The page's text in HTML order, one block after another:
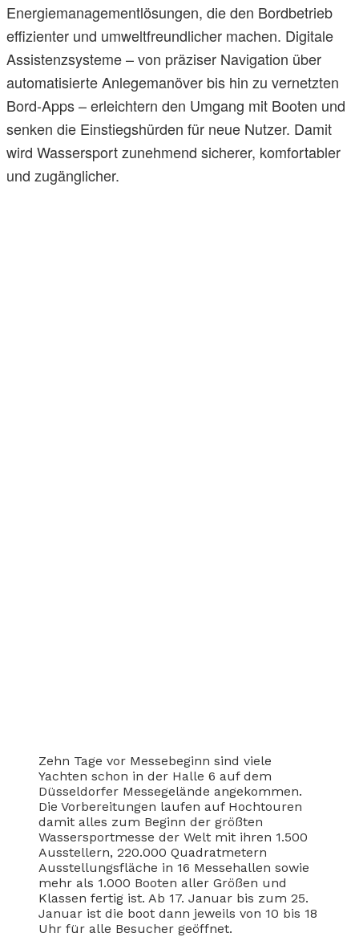
Energiemanagementlösungen, die den Bordbetrieb
effizienter und umweltfreundlicher machen. Digitale
Assistenzsysteme – von präziser Navigation über
automatisierte Anlegemanöver bis hin zu vernetzten
Bord-Apps – erleichtern den Umgang mit Booten und
senken die Einstiegshürden für neue Nutzer. Damit
wird Wassersport zunehmend sicherer, komfortabler
und zugänglicher.
Zehn Tage vor Messebeginn sind viele
Yachten schon in der Halle 6 auf dem
Düsseldorfer Messegelände angekommen.
Die Vorbereitungen laufen auf Hochtouren
damit alles zum Beginn der größten
Wassersportmesse der Welt mit ihren 1.500
Ausstellern, 220.000 Quadratmetern
Ausstellungsfläche in 16 Messehallen sowie
mehr als 1.000 Booten aller Größen und
Klassen fertig ist. Ab 17. Januar bis zum 25.
Januar ist die boot dann jeweils von 10 bis 18
Uhr für alle Besucher geöffnet.